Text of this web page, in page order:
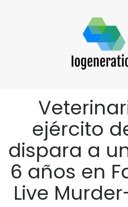
ejército
dispara a
6 años en
Live